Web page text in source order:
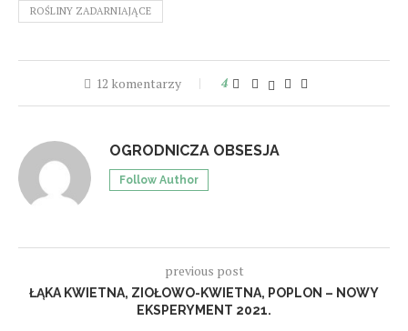
ROŚLINY ZADARNIAJĄCE
12 komentarzy 4
OGRODNICZA OBSESJA
Follow Author
previous post
ŁĄKA KWIETNA, ZIOŁOWO-KWIETNA, POPLON – NOWY
EKSPERYMENT 2021.